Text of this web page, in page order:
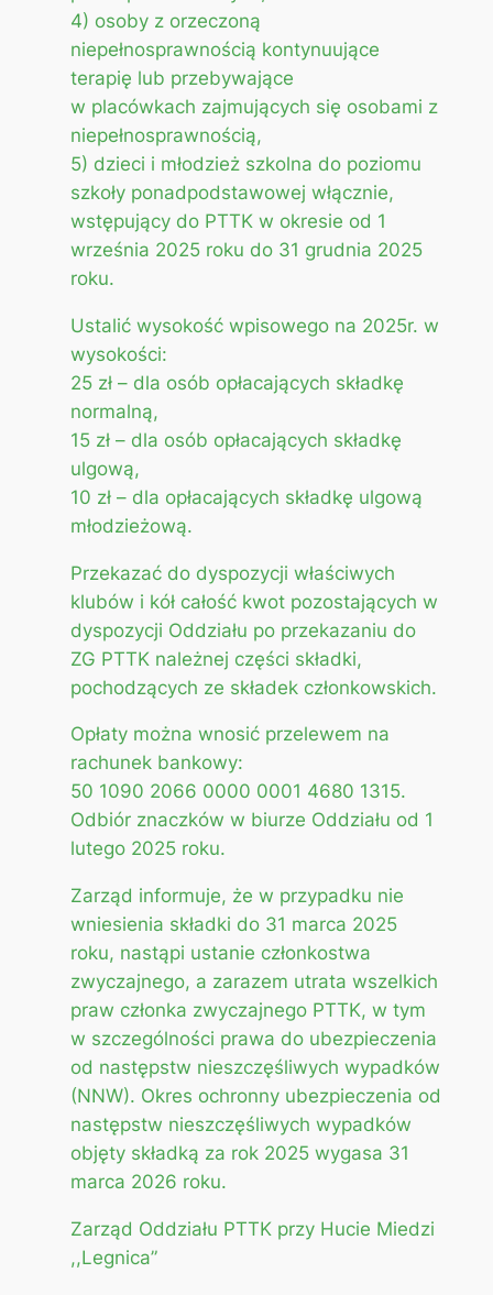
4) osoby z orzeczoną
niepełnosprawnością kontynuujące
terapię lub przebywające
w placówkach zajmujących się osobami z
niepełnosprawnością,
5) dzieci i młodzież szkolna do poziomu
szkoły ponadpodstawowej włącznie,
wstępujący do PTTK w okresie od 1
września 2025 roku do 31 grudnia 2025
roku.
Ustalić wysokość wpisowego na 2025r. w
wysokości:
25 zł – dla osób opłacających składkę
normalną,
15 zł – dla osób opłacających składkę
ulgową,
10 zł – dla opłacających składkę ulgową
młodzieżową.
Przekazać do dyspozycji właściwych
klubów i kół całość kwot pozostających w
dyspozycji Oddziału po przekazaniu do
ZG PTTK należnej części składki,
pochodzących ze składek członkowskich.
Opłaty można wnosić przelewem na
rachunek bankowy:
50 1090 2066 0000 0001 4680 1315.
Odbiór znaczków w biurze Oddziału od 1
lutego 2025 roku.
Zarząd informuje, że w przypadku nie
wniesienia składki do 31 marca 2025
roku, nastąpi ustanie członkostwa
zwyczajnego, a zarazem utrata wszelkich
praw członka zwyczajnego PTTK, w tym
w szczególności prawa do ubezpieczenia
od następstw nieszczęśliwych wypadków
(NNW). Okres ochronny ubezpieczenia od
następstw nieszczęśliwych wypadków
objęty składką za rok 2025 wygasa 31
marca 2026 roku.
Zarząd Oddziału PTTK przy Hucie Miedzi
,,Legnica”